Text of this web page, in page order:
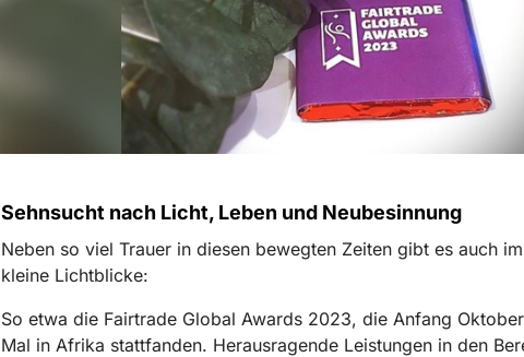
Sehnsucht nach Licht, Leben und Neubesinnung
Neben so viel Trauer in diesen bewegten Zeiten gibt es auch
kleine Lichtblicke:
So etwa die Fairtrade Global Awards 2023, die Anfang
Mal in Afrika stattfanden. Herausragende Leistungen in den